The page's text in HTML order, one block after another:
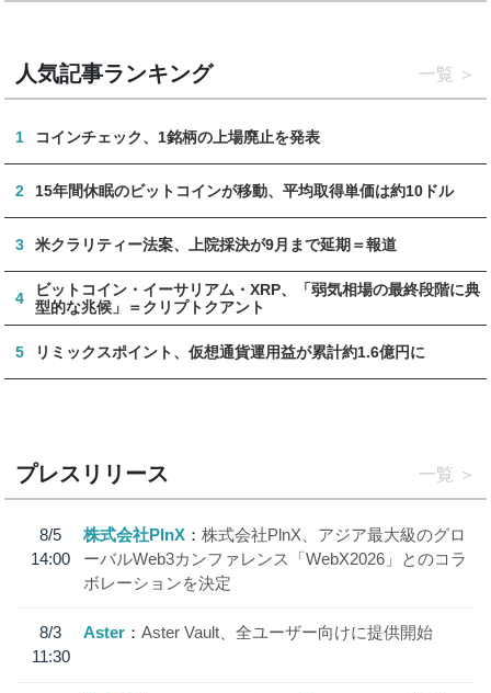
人気記事ランキング 一覧
1 コインチェック、1銘柄の上場廃止を発表
2 15年間休眠のビットコインが移動、平均取得単価は約10ドル
3 米クラリティー法案、上院採決が9月まで延期＝報道
4
ビットコイン・イーサリアム・XRP、「弱気相場の最終段階に典
型的な兆候」＝クリプトクアント
5 リミックスポイント、仮想通貨運用益が累計約1.6億円に
プレスリリース 一覧
8/5
14:00
株式会社PlnX
株式会社PlnX、アジア最大級のグロ
ーバルWeb3カンファレンス「WebX2026」とのコラ
ボレーションを決定
8/3
11:30
Aster Aster Vault、全ユーザー向けに提供開始